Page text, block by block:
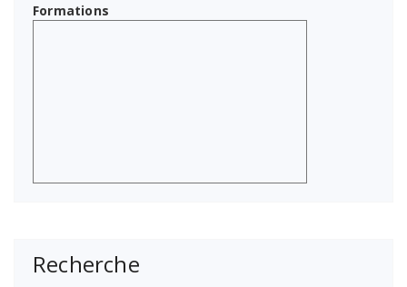
Formations
Recherche